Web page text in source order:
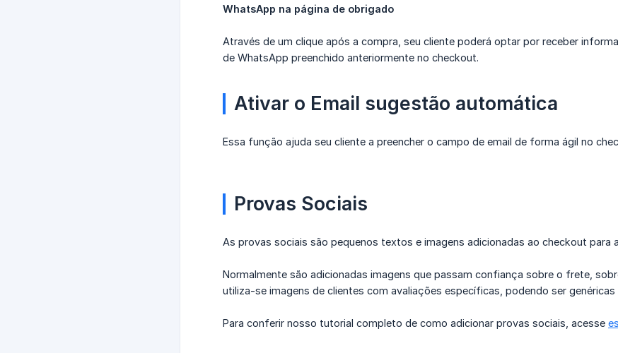
WhatsApp na página de obrigado
Através de um clique após a compra, seu cliente poderá optar por receber
de WhatsApp preenchido anteriormente no checkout.
Ativar o Email sugestão automática
Essa função ajuda seu cliente a preencher o campo de email de forma ágil no
Provas Sociais
As provas sociais são pequenos textos e imagens adicionadas ao checkout para
Normalmente são adicionadas imagens que passam confiança sobre o frete,
utiliza-se imagens de clientes com avaliações específicas, podendo ser
Para conferir nosso tutorial completo de como adicionar provas sociais, acesse